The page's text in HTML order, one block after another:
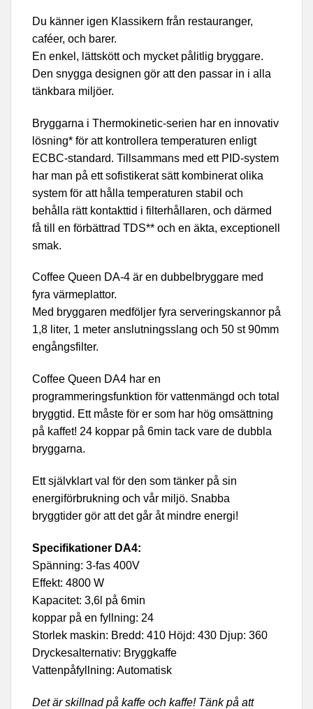
Du känner igen Klassikern från restauranger,
caféer, och barer.
En enkel, lättskött och mycket pålitlig bryggare.
Den snygga designen gör att den passar in i alla
tänkbara miljöer.
Bryggarna i Thermokinetic-serien har en innovativ
lösning* för att kontrollera temperaturen enligt
ECBC-standard. Tillsammans med ett PID-system
har man på ett sofistikerat sätt kombinerat olika
system för att hålla temperaturen stabil och
behålla rätt kontakttid i filterhållaren, och därmed
få till en förbättrad TDS** och en äkta, exceptionell
smak.
Coffee Queen DA-4 är en dubbelbryggare med
fyra värmeplattor.
Med bryggaren medföljer fyra serveringskannor på
1,8 liter, 1 meter anslutningsslang och 50 st 90mm
engångsfilter.
Coffee Queen DA4 har en
programmeringsfunktion för vattenmängd och total
bryggtid. Ett måste för er som har hög omsättning
på kaffet! 24 koppar på 6min tack vare de dubbla
bryggarna.
Ett självklart val för den som tänker på sin
energiförbrukning och vår miljö. Snabba
bryggtider gör att det går åt mindre energi!
Specifikationer DA4:
Spänning: 3-fas 400V
Effekt: 4800 W
Kapacitet: 3,6l på 6min
koppar på en fyllning: 24
Storlek maskin: Bredd: 410 Höjd: 430 Djup: 360
Dryckesalternativ: Bryggkaffe
Vattenpåfyllning: Automatisk
Det är skillnad på kaffe och kaffe! Tänk på att